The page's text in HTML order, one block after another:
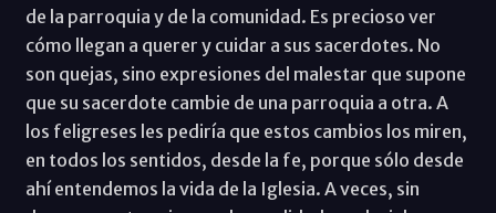
de la parroquia y de la comunidad. Es precioso ver
cómo llegan a querer y cuidar a sus sacerdotes. No
son quejas, sino expresiones del malestar que supone
que su sacerdote cambie de una parroquia a otra. A
los feligreses les pediría que estos cambios los miren,
en todos los sentidos, desde la fe, porque sólo desde
ahí entendemos la vida de la Iglesia. A veces, sin